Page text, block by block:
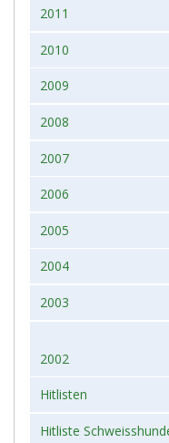
2011
2010
2009
2008
2007
2006
2005
2004
2003
2002
Hitlisten
Hitliste